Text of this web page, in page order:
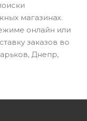
магазинах.
онлайн или
заказов во
Днепр,